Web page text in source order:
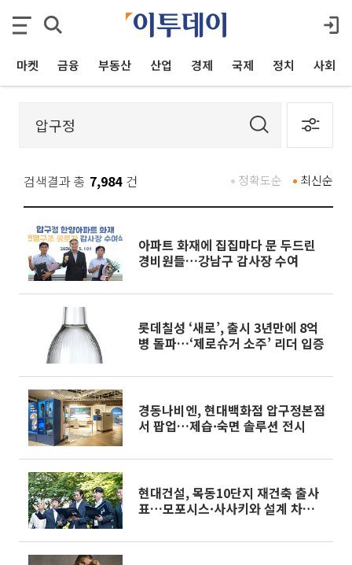
마켓 금융 부동산 산업 경제 국제 정치 사회
검색결과 총 7,984 건 최신순
정확도순
아파트 화재에 집집마다 문 두드린
경비원들…강남구 감사장 수여
롯데칠성 ‘새로’, 출시 3년만에 8억
병 돌파…‘제로슈거 소주’ 리더 입증
경동나비엔, 현대백화점 압구정본점
서 팝업…제습·숙면 솔루션 전시
현대건설, 목동10단지 재건축 출사
표…모포시스·사사키와 설계 차별